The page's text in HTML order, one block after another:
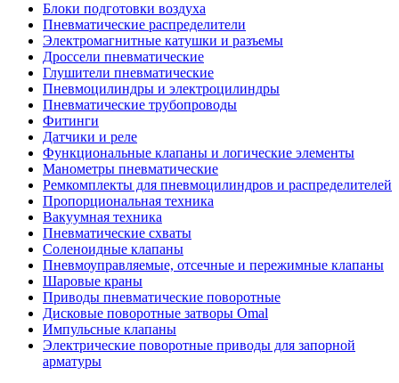
Блоки подготовки воздуха
Пневматические распределители
Электромагнитные катушки и разъемы
Дроссели пневматические
Глушители пневматические
Пневмоцилиндры и электроцилиндры
Пневматические трубопроводы
Фитинги
Датчики и реле
Функциональные клапаны и логические элементы
Манометры пневматические
Ремкомплекты для пневмоцилиндров и распределителей
Пропорциональная техника
Вакуумная техника
Пневматические схваты
Соленоидные клапаны
Пневмоуправляемые, отсечные и пережимные клапаны
Шаровые краны
Приводы пневматические поворотные
Дисковые поворотные затворы Omal
Импульсные клапаны
Электрические поворотные приводы для запорной
арматуры